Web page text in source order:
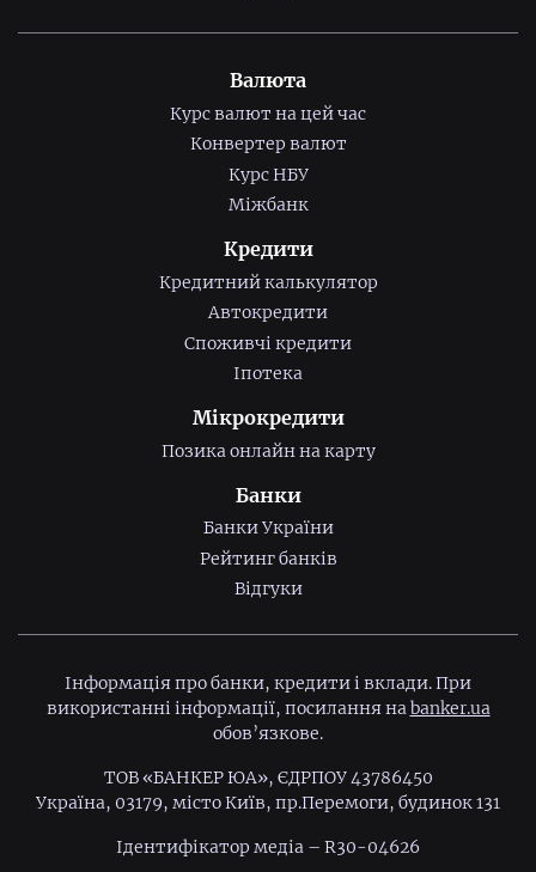
Валюта
Курс валют на цей час
Конвертер валют
Курс НБУ
Міжбанк
Кредити
Кредитний калькулятор
Автокредити
Споживчі кредити
Іпотека
Мікрокредити
Позика онлайн на карту
Банки
Банки України
Рейтинг банків
Відгуки
Інформація про банки, кредити і вклади. При
використанні інформації, посилання наbanker.ua
обов’язкове.
ТОВ «БАНКЕР ЮА», ЄДРПОУ 43786450
Україна, 03179, місто Київ, пр.Перемоги, будинок 131
Ідентифiкатор медiа – R30-04626